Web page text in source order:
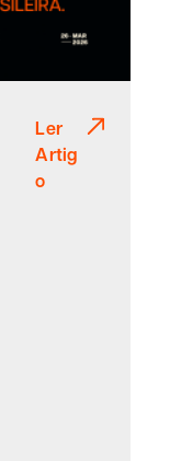
Ler
Artig
o